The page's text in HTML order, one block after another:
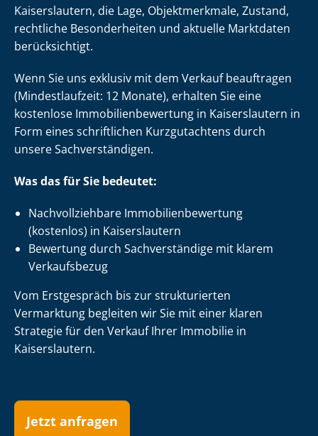
Kaiserslautern, die Lage, Objektmerkmale, Zustand,
rechtliche Besonderheiten und aktuelle Marktdaten
berücksichtigt.
Wenn Sie uns exklusiv mit dem Verkauf beauftragen
(Mindestlaufzeit: 12 Monate), erhalten Sie eine
kostenlose Im­mo­bi­li­en­be­wer­tung in Kaiserslautern in
Form eines schriftlichen Kurzgutachtens durch
unsere Sach­ver­stän­di­gen.
Was das für Sie bedeutet:
Nach­voll­zieh­ba­re Im­mo­bi­li­en­be­wer­tung
(kostenlos) in Kaiserslautern
Bewertung durch Sachverständige mit klarem
Verkaufsbezug
Vom Erstgespräch bis zur strukturierten
Vermarktung begleiten wir Sie mit einer klaren
Strategie für den Verkauf Ihrer Immobilie in
Kaiserslautern.
Jetzt anfragen